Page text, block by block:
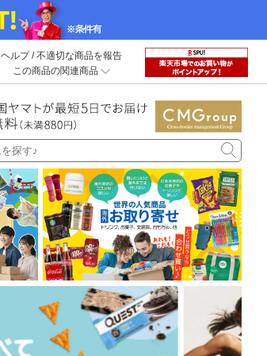
ヘルプ/不適切な商品を報告
この商品の関連商品